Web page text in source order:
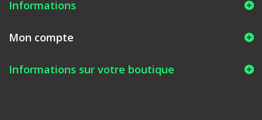
Informations
Mon compte
Informations sur votre boutique